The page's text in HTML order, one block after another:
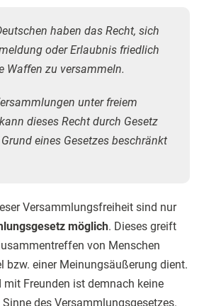
haben das Recht, sich
oder Erlaubnis friedlich
Waffen zu versammeln.
unter freiem
dieses Recht durch Gesetz
eines Gesetzes beschränkt
Versammlungsfreiheit sind nur
möglich. Dieses greift
von Menschen
bzw. einer Meinungsäußerung dient.
mit Freunden ist demnach keine
des Versammlungsgesetzes.